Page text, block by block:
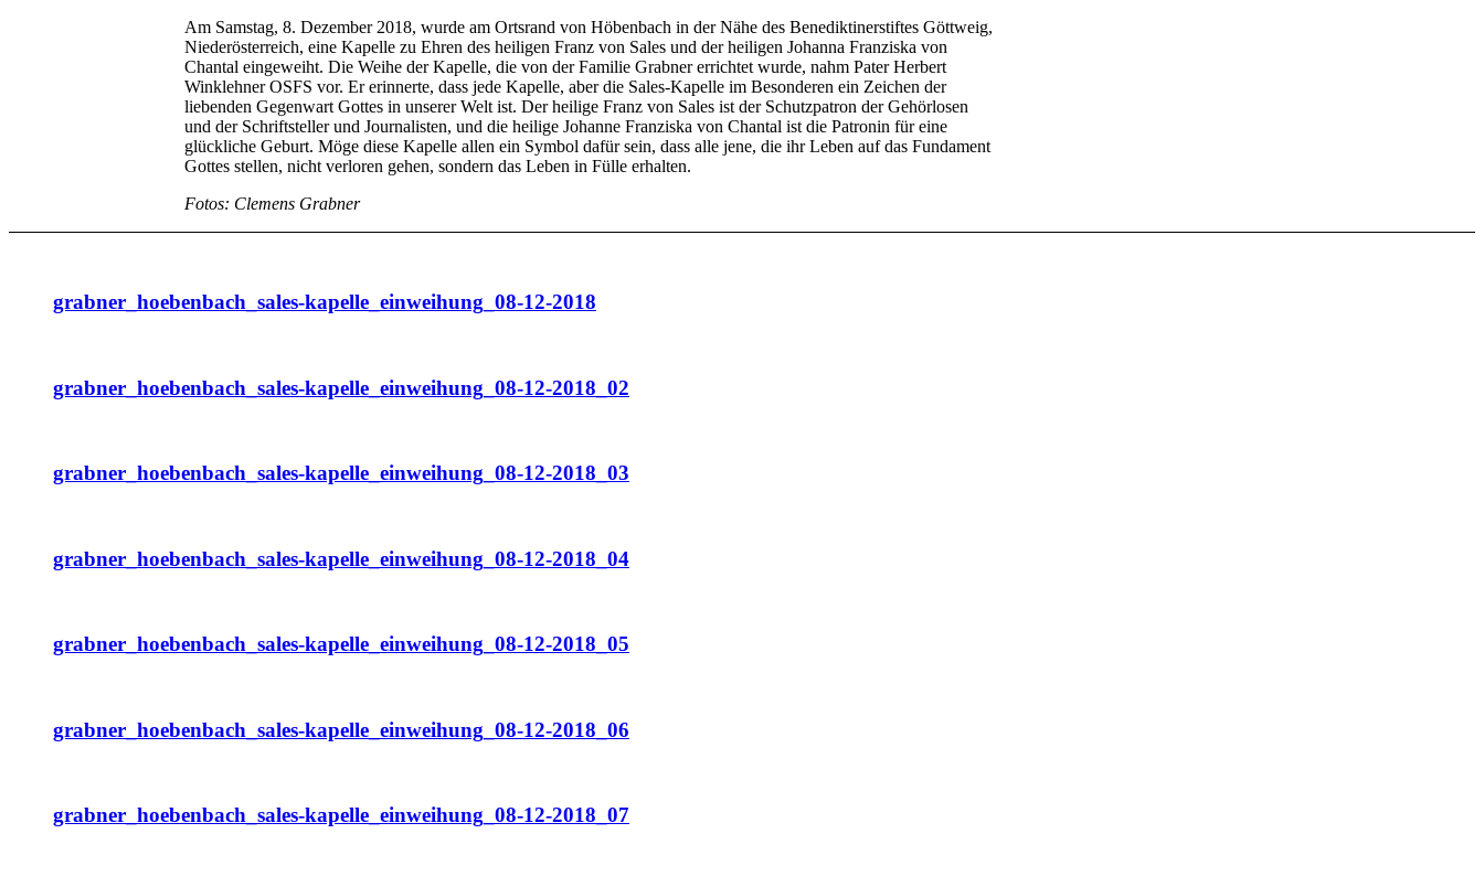
Am Samstag, 8. Dezember 2018, wurde am Ortsrand von Höbenbach in der Nähe des Benediktinerstiftes Göttweig,
Niederösterreich, eine Kapelle zu Ehren des heiligen Franz von Sales und der heiligen Johanna Franziska von
Chantal eingeweiht. Die Weihe der Kapelle, die von der Familie Grabner errichtet wurde, nahm Pater Herbert
Winklehner OSFS vor. Er erinnerte, dass jede Kapelle, aber die Sales-Kapelle im Besonderen ein Zeichen der
liebenden Gegenwart Gottes in unserer Welt ist. Der heilige Franz von Sales ist der Schutzpatron der Gehörlosen
und der Schriftsteller und Journalisten, und die heilige Johanne Franziska von Chantal ist die Patronin für eine
glückliche Geburt. Möge diese Kapelle allen ein Symbol dafür sein, dass alle jene, die ihr Leben auf das Fundament
Gottes stellen, nicht verloren gehen, sondern das Leben in Fülle erhalten.
Fotos: Clemens Grabner
grabner_hoebenbach_sales-kapelle_einweihung_08-12-2018
grabner_hoebenbach_sales-kapelle_einweihung_08-12-2018_02
grabner_hoebenbach_sales-kapelle_einweihung_08-12-2018_03
grabner_hoebenbach_sales-kapelle_einweihung_08-12-2018_04
grabner_hoebenbach_sales-kapelle_einweihung_08-12-2018_05
grabner_hoebenbach_sales-kapelle_einweihung_08-12-2018_06
grabner_hoebenbach_sales-kapelle_einweihung_08-12-2018_07